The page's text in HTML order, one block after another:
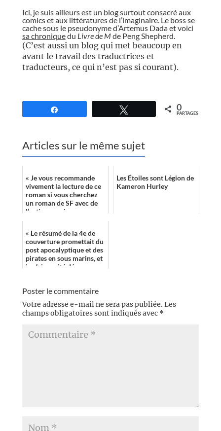
Ici, je suis ailleurs est un blog surtout consacré aux
comics et aux littératures de l’imaginaire. Le boss se
cache sous le pseudonyme d’Artemus Dada et voici
sa chroniquedu Livre de Mde Peng Shepherd.
(C’est aussi un blog qui met beaucoup en
avant le travail des traductrices et
traducteurs, ce qui n’est pas si courant).
0
PARTAGES
Articles sur le même sujet
« Je vous recommande
vivement la lecture de ce
roman si vous cherchez
un roman de SF avec de
l’action, ou si vous vous
Les Étoiles sont Légion de
Kameron Hurley
« Le résumé de la 4e de
couverture promettait du
post apocalyptique et des
pirates en sous marins, et
je n’ai pas été déçue. »
Poster le commentaire
Votre adresse e-mail ne sera pas publiée. Les
champs obligatoires sont indiqués avec *